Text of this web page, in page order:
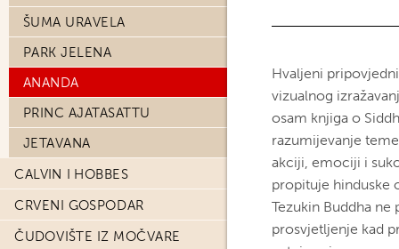
ŠUMA URAVELA
PARK JELENA
ANANDA
PRINC AJATASATTU
JETAVANA
CALVIN I HOBBES
CRVENI GOSPODAR
ČUDOVIŠTE IZ MOČVARE
Hvaljeni
vizualnog
osam knjiga o
razumijevanje
akciji, emociji i
propituje hinduske
Tezukin Buddha
prosvjetljenje kad